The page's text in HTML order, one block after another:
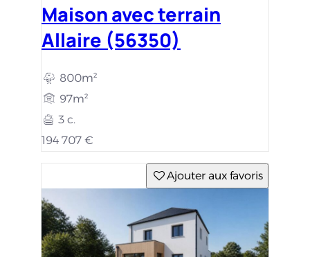
Maison avec terrain
Allaire (56350)
800m²
97m²
3 c.
194 707 €
Ajouter aux favoris